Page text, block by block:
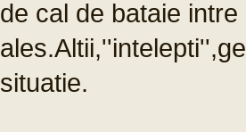
de cal de bataie
situatie.